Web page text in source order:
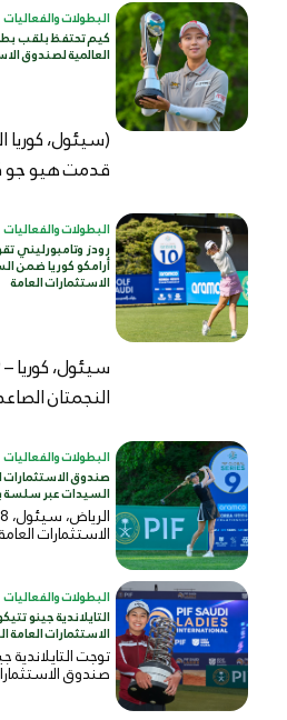
البطولات والفعاليات
كيم تحتفظ بلقب
العالمية لصندوق
قدمت هيو جو
البطولات والفعاليات
رودز وتامبورليني
أرامكو كوريا ضمن
الاستثمارات العامة
النجمتان
البطولات والفعاليات
صندوق الاستثمارات
السيدات عبر سلسة
الاستثمارات
البطولات والفعاليات
التايلاندية جينو
الاستثمارات
توجت
صندوق